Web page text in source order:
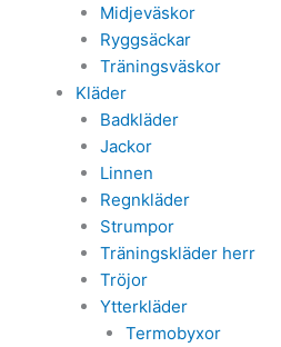
Midjeväskor
Ryggsäckar
Träningsväskor
Kläder
Badkläder
Jackor
Linnen
Regnkläder
Strumpor
Träningskläder herr
Tröjor
Ytterkläder
Termobyxor